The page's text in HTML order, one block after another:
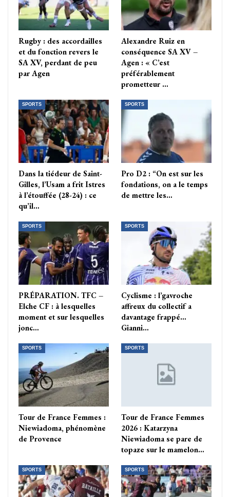
Rugby : des accordailles
et du fonction revers le
SA XV, perdant de peu
par Agen
Alexandre Ruiz en
conséquence SA XV –
Agen : « C’est
préférablement
prometteur …
SPORTS
Dans la tiédeur de Saint-
Gilles, l’Usam a frit Istres
à l’étouffée (28-24) : ce
qu’il…
SPORTS
Pro D2 : “On est sur les
fondations, on a le temps
de mettre les…
SPORTS
PRÉPARATION. TFC –
Elche CF : à lesquelles
moment et sur lesquelles
jonc…
SPORTS
Cyclisme : l’gavroche
affreux du collectif a
davantage frappé…
Gianni…
SPORTS
Tour de France Femmes :
Niewiadoma, phénomène
de Provence
SPORTS
Tour de France Femmes
2026 : Katarzyna
Niewiadoma se pare de
topaze sur le mamelon…
SPORTS SPORTS